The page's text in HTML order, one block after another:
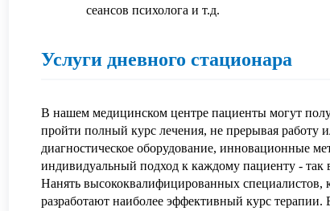
сеансов психолога и т.д.
Услуги дневного стационара
В нашем медицинском центре пациенты могут
пройти полный курс лечения, не прерывая работу
диагностическое оборудование, инновационные
индивидуальный подход к каждому пациенту -
Нанять высококвалифицированных специалистов,
разработают наиболее эффективный курс